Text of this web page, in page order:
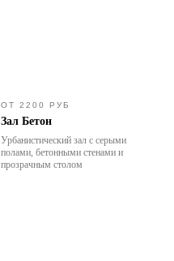
ОТ 2200 РУБ
Зал Бетон
Урбанистический зал с серыми
полами, бетонными стенами и
прозрачным столом